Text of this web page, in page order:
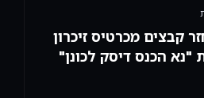
קבצים מכרטיס זיכרון
"נא הכנס דיסק לכונן"